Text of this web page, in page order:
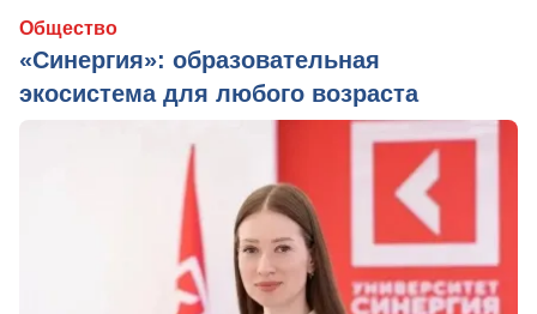
Общество
«Синергия»: образовательная
экосистема для любого возраста